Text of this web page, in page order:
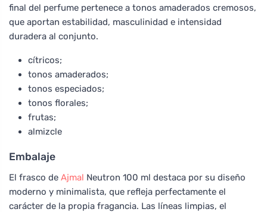
final del perfume pertenece a tonos amaderados cremosos,
que aportan estabilidad, masculinidad e intensidad
duradera al conjunto.
cítricos;
tonos amaderados;
tonos especiados;
tonos florales;
frutas;
almizcle
Embalaje
El frasco de Ajmal Neutron 100 ml destaca por su diseño
moderno y minimalista, que refleja perfectamente el
carácter de la propia fragancia. Las líneas limpias, el